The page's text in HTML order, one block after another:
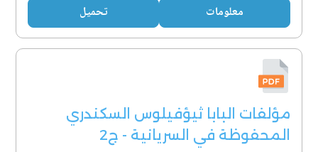
معلومات تحميل
مؤلفات البابا ثيؤفيلوس السكندري
المحفوظة في السريانية - ج2